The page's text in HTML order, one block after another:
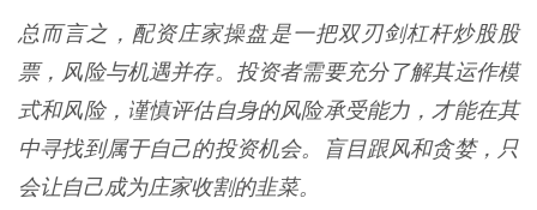
总而言之，配资庄家操盘是一把双刃剑杠杆炒股股
票，风险与机遇并存。投资者需要充分了解其运作模
式和风险，谨慎评估自身的风险承受能力，才能在其
中寻找到属于自己的投资机会。盲目跟风和贪婪，只
会让自己成为庄家收割的韭菜。